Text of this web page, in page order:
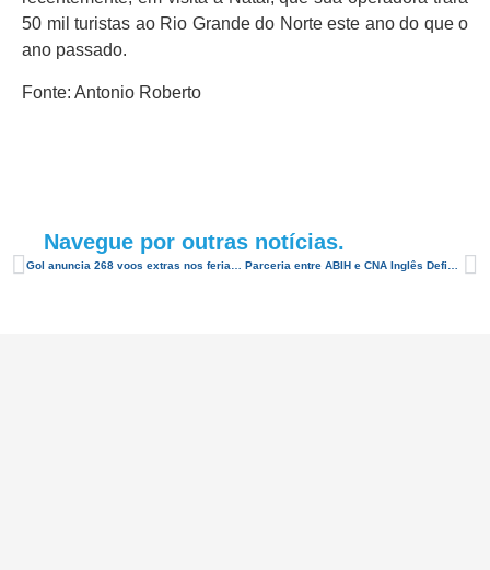
50 mil turistas ao Rio Grande do Norte este ano do que o
ano passado.
Fonte: Antonio Roberto
Navegue por outras notícias.
Gol anuncia 268 voos extras nos feriados de abril. Natal será uma das cidades beneficiadas Parceria entre ABIH e CNA Inglês Definitivo